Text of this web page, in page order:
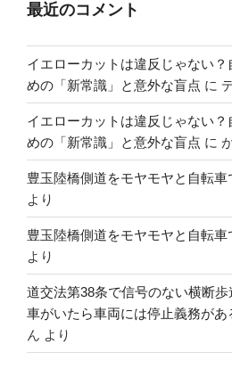
最近のコメント
イエローカットは違反じゃない
めの「新常識」と意外な盲点 に
イエローカットは違反じゃない
めの「新常識」と意外な盲点 に
豊玉陸橋側道をモヤモヤと自転車
より
豊玉陸橋側道をモヤモヤと自転車
より
道交法第38条で信号のない横断
車がいたら車両には停止義務があ
ん より